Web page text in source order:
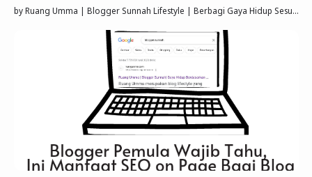
byRuang Umma | Blogger Sunnah Lifestyle | Berbagi Gaya Hidup Sesuai Quran Sunnah